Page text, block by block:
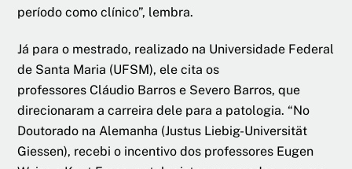
período como clínico”, lembra.
Já para o mestrado, realizado na Universidade Federal
de Santa Maria (UFSM), ele cita os
professores Cláudio Barros e Severo Barros, que
direcionaram a carreira dele para a patologia. “No
Doutorado na Alemanha (Justus Liebig-Universität
Giessen), recebi o incentivo dos professores Eugen